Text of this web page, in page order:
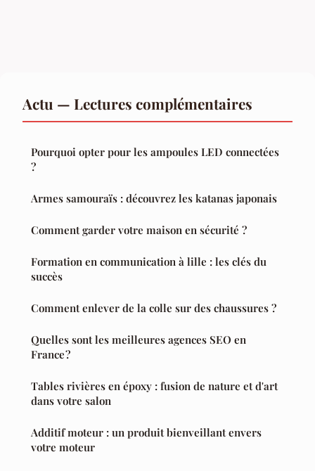
Actu — Lectures complémentaires
Pourquoi opter pour les ampoules LED connectées
?
Armes samouraïs : découvrez les katanas japonais
Comment garder votre maison en sécurité ?
Formation en communication à lille : les clés du
succès
Comment enlever de la colle sur des chaussures ?
Quelles sont les meilleures agences SEO en
France ?
Tables rivières en époxy : fusion de nature et d'art
dans votre salon
Additif moteur : un produit bienveillant envers
votre moteur